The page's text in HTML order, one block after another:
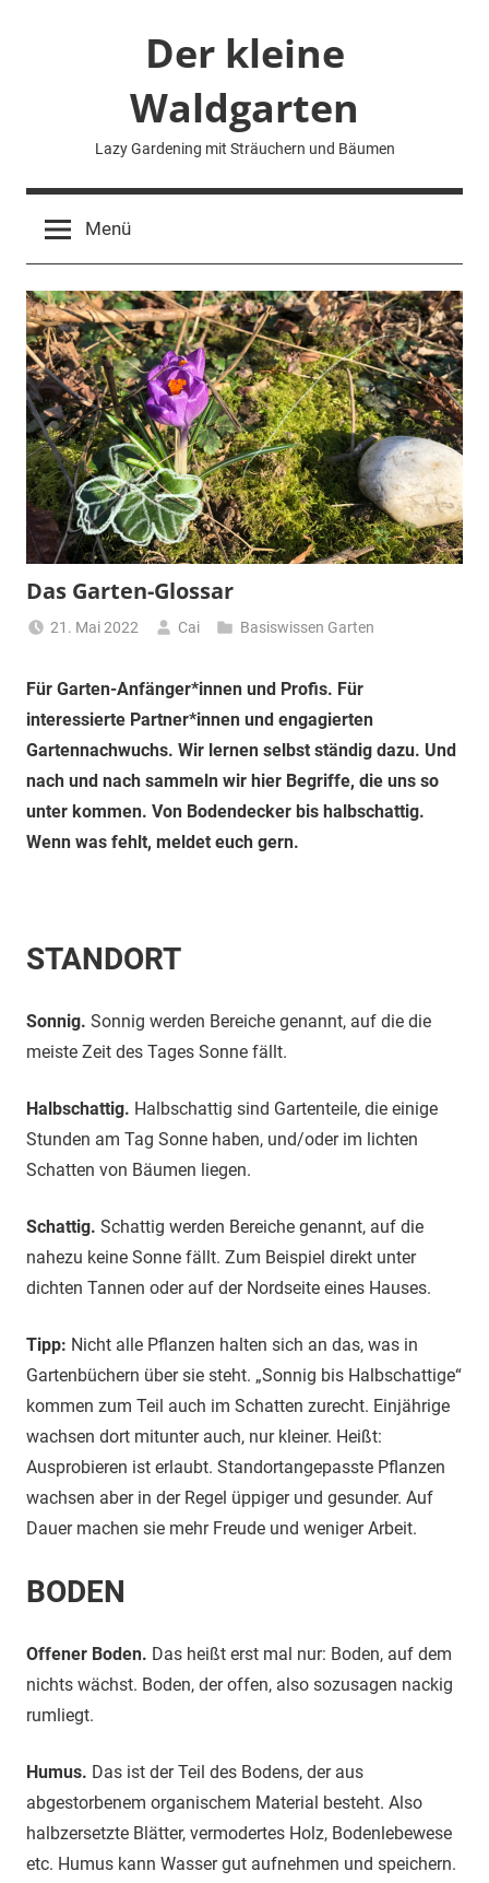
Der kleine
Waldgarten
Lazy Gardening mit Sträuchern und Bäumen
Menü
Das Garten-Glossar
21. Mai 2022 Cai Basiswissen Garten
Für Garten-Anfänger*innen und Profis. Für
interessierte Partner*innen und engagierten
Gartennachwuchs. Wir lernen selbst ständig dazu. Und
nach und nach sammeln wir hier Begriffe, die uns so
unter kommen. Von Bodendecker bis halbschattig.
Wenn was fehlt, meldet euch gern.
STANDORT
Sonnig. Sonnig werden Bereiche genannt, auf die die
meiste Zeit des Tages Sonne fällt.
Halbschattig. Halbschattig sind Gartenteile, die einige
Stunden am Tag Sonne haben, und/oder im lichten
Schatten von Bäumen liegen.
Schattig. Schattig werden Bereiche genannt, auf die
nahezu keine Sonne fällt. Zum Beispiel direkt unter
dichten Tannen oder auf der Nordseite eines Hauses.
Tipp: Nicht alle Pflanzen halten sich an das, was in
Gartenbüchern über sie steht. „Sonnig bis Halbschattige“
kommen zum Teil auch im Schatten zurecht. Einjährige
wachsen dort mitunter auch, nur kleiner. Heißt:
Ausprobieren ist erlaubt. Standortangepasste Pflanzen
wachsen aber in der Regel üppiger und gesunder. Auf
Dauer machen sie mehr Freude und weniger Arbeit.
BODEN
Offener Boden. Das heißt erst mal nur: Boden, auf dem
nichts wächst. Boden, der offen, also sozusagen nackig
rumliegt.
Humus. Das ist der Teil des Bodens, der aus
abgestorbenem organischem Material besteht. Also
halbzersetzte Blätter, vermodertes Holz, Bodenlebewese
etc. Humus kann Wasser gut aufnehmen und speichern.